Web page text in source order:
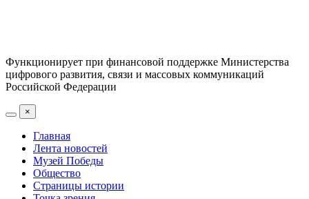
Функционирует при финансовой поддержке Министерства
цифрового развития, связи и массовых коммуникаций
Российской Федерации
×
Главная
Лента новостей
Музей Победы
Общество
Страницы истории